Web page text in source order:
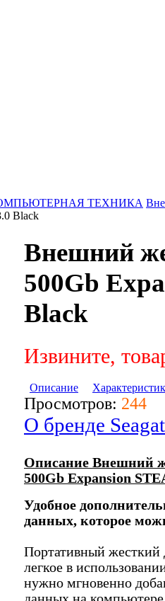
ТЕХНИКА
Black
Внешний
500Gb
Black
Извините,
Описание
Просмотров: 244
О бренде
Описание Внешний
500Gb Expansion
Удобное
данных, которое
Портативный жесткий
легкое в
нужно мгновенно